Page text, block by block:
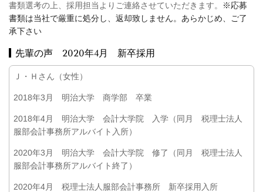
書類選考の上、採用担当よりご連絡させていただきます。
※応募
書類は当社で厳重に処分し、返却致しません。 あらかじめ、ご了
承下さい
先輩の声 2020年4月 新卒採用
Ｊ・Ｈさん（女性）
2018年3月 明治大学 商学部 卒業
2018年4月 明治大学 会計大学院 入学（同月 税理士法人
服部会計事務所アルバイト入所）
2020年3月 明治大学 会計大学院 修了（同月 税理士法人
服部会計事務所アルバイト終了）
2020年4月 税理士法人服部会計事務所 新卒採用入所